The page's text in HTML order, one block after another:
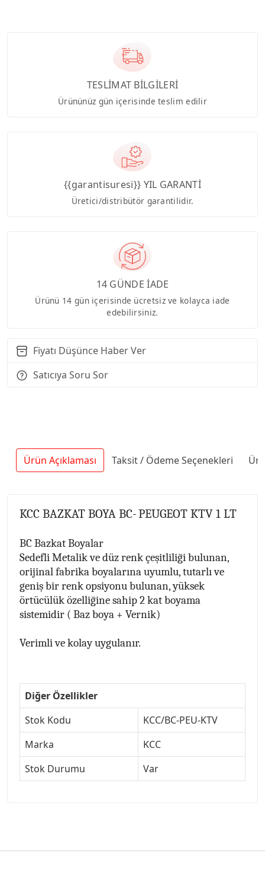
TESLİMAT BİLGİLERİ
Ürününüz gün içerisinde teslim edilir
{{garantisuresi}} YIL GARANTİ
Üretici/distribütör garantilidir.
14 GÜNDE İADE
Ürünü 14 gün içerisinde ücretsiz ve kolayca iade
edebilirsiniz.
Fiyatı Düşünce Haber Ver
Satıcıya Soru Sor
Ürün Açıklaması Taksit / Ödeme Seçenekleri
KCC BAZKAT BOYA BC-PEUGEOT KTV 1 LT
BC Bazkat Boyalar
Sedefli Metalik ve düz renk çeşitliliği bulunan,
orijinal fabrika boyalarına uyumlu, tutarlı ve
geniş bir renk opsiyonu bulunan, yüksek
örtücülük özelliğine sahip 2 kat boyama
sistemidir ( Baz boya + Vernik)
Verimli ve kolay uygulanır.
Diğer Özellikler
Stok Kodu
KCC/BC-PEU-KTV
Marka
KCC
Stok Durumu
Var